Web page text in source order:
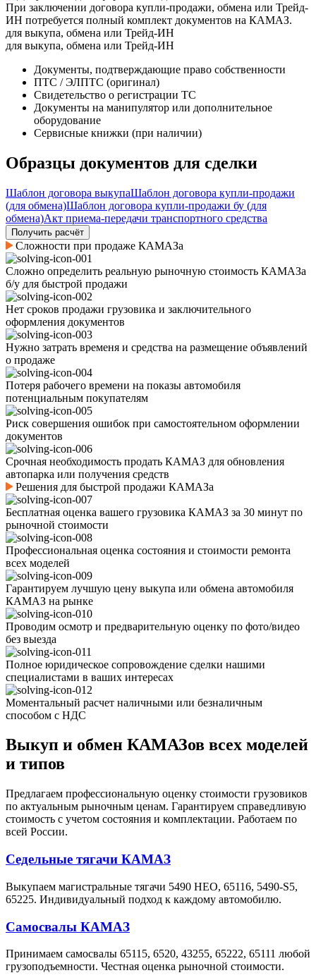
При заключении договора купли-продажи, обмена или Трейд-
ИН потребуется полный комплект документов на КАМАЗ.
для выкупа, обмена или Трейд-ИН
для выкупа, обмена или Трейд-ИН
Документы, подтверждающие право собственности
ПТС / ЭЛПТС (оригинал)
Свидетельство о регистрации ТС
Документы на манипулятор или дополнительное
оборудование
Сервисные книжки (при наличии)
Образцы документов для сделки
Шаблон договора выкупаШаблон договора купли-продажи
(для обмена)Шаблон договора купли-продажи бу (для
обмена)Акт приема-передачи транспортного средства
Получить расчёт
Сложности при продаже КАМАЗа
Сложно определить реальную рыночную стоимость КАМАЗа
б/у для быстрой продажи
Нет сроков продажи грузовика и заключительного
оформления документов
Нужно затрать временя и средства на размещение объявлений
о продаже
Потеря рабочего времени на показы автомобиля
потенциальным покупателям
Риск совершения ошибок при самостоятельном оформлении
документов
Срочная необходимость продать КАМАЗ для обновления
автопарка или получения средств
Решения для быстрой продажи КАМАЗа
Бесплатная оценка вашего грузовика КАМАЗ за 30 минут по
рыночной стоимости
Профессиональная оценка состояния и стоимости ремонта
всех моделей
Гарантируем лучшую цену выкупа или обмена автомобиля
КАМАЗ на рынке
Проводим осмотр и предварительную оценку по фото/видео
без выезда
Полное юридическое сопровождение сделки нашими
специалистами в ваших интересах
Моментальный расчет наличными или безналичным
способом с НДС
Выкуп и обмен КАМАЗов всех моделей
и типов
Предлагаем профессиональную оценку стоимости грузовиков
по актуальным рыночным ценам. Гарантируем справедливую
стоимость с учетом состояния и комплектации. Работаем по
всей России.
Седельные тягачи КАМАЗ
Выкупаем магистральные тягачи 5490 НЕО, 65116, 5490-S5,
65225. Индивидуальный подход к каждому автомобилю.
Самосвалы КАМАЗ
Принимаем самосвалы 65115, 6520, 43255, 65222, 65111 любой
грузоподъемности. Честная оценка рыночной стоимости.